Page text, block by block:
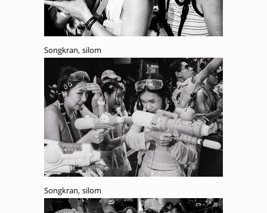
Songkran, silom
Songkran, silom